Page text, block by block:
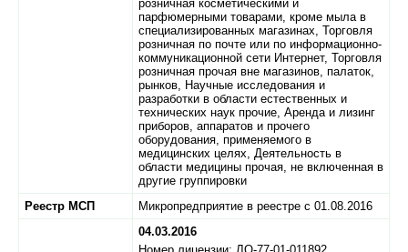
розничная косметическими и
парфюмерными товарами, кроме мыла в
специализированных магазинах, Торговля
розничная по почте или по информационно-
коммуникационной сети Интернет, Торговля
розничная прочая вне магазинов, палаток,
рынков, Научные исследования и
разработки в области естественных и
технических наук прочие, Аренда и лизинг
приборов, аппаратов и прочего
оборудования, применяемого в
медицинских целях, Деятельность в
области медицины прочая, не включенная в
другие группировки
Реестр МСП
Микропредприятие в реестре с 01.08.2016
04.03.2016